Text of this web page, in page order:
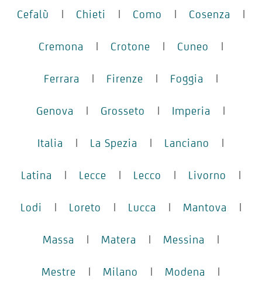
Cefalù | Chieti | Como | Cosenza |
Cremona | Crotone | Cuneo |
Ferrara | Firenze | Foggia |
Genova | Grosseto | Imperia |
Italia | La Spezia | Lanciano |
Latina | Lecce | Lecco | Livorno |
Lodi | Loreto | Lucca | Mantova |
Massa | Matera | Messina |
Mestre | Milano | Modena |